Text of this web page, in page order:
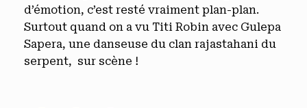
d’émotion, c’est resté vraiment plan-plan.
Surtout quand on a vu Titi Robin avec Gulepa
Sapera, une danseuse du clan rajastahani du
serpent, sur scène !